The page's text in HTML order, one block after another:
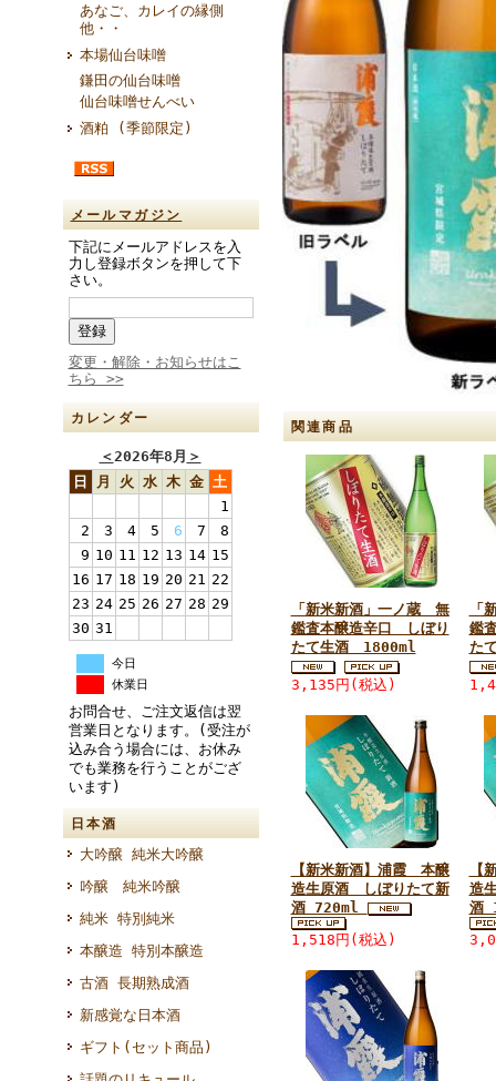
あなご、カレイの縁側
他・・
本場仙台味噌
鎌田の仙台味噌
仙台味噌せんべい
酒粕 (季節限定)
メールマガジン
下記にメールアドレスを入
力し登録ボタンを押して下
さい。
変更・解除・お知らせはこ
ちら >>
カレンダー
＜2026年8月 ＞
日
月 火 水 木 金 土
1
2
3 4 5 6 7
8
9 10 11 12 13 14 15
16 17 18 19 20 21 22
23 24 25 26 27 28 29
30 31
今日
休業日
お問合せ、ご注文返信は翌
営業日となります。(受注が
込み合う場合には、お休み
でも業務を行うことがござ
います)
日本酒
大吟醸 純米大吟醸
吟醸 純米吟醸
純米 特別純米
本醸造 特別本醸造
古酒 長期熟成酒
新感覚な日本酒
ギフト(セット商品)
関連商品
「新米新酒」一ノ蔵 無
鑑査本醸造辛口 しぼり
たて生酒 1800ml
3,135円(税込)
「
鑑
た
【新米新酒】浦霞 本醸
造生原酒 しぼりたて新
酒 720ml
1,518円(税込)
【
造
酒